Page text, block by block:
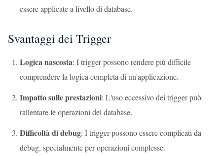
essere applicate a livello di database.
Svantaggi dei Trigger
Logica nascosta: I trigger possono rendere più difficile
comprendere la logica completa di un'applicazione.
Impatto sulle prestazioni: L'uso eccessivo dei trigger può
rallentare le operazioni del database.
Difficoltà di debug: I trigger possono essere complicati da
debug, specialmente per operazioni complesse.